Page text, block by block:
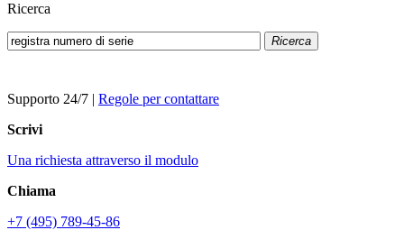
Ricerca
Ricerca
Supporto 24/7 | Regole per contattare
Scrivi
Una richiesta attraverso il modulo
Chiama
+7 (495) 789-45-86